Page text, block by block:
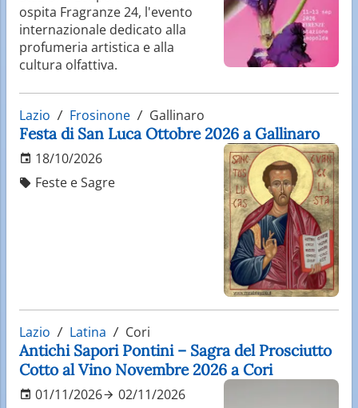
ospita Fragranze 24, l'evento
internazionale dedicato alla
profumeria artistica e alla
cultura olfattiva.
Lazio Frosinone Gallinaro
Festa di San Luca Ottobre 2026 a Gallinaro
18/10/2026
Feste e Sagre
Lazio Latina Cori
Antichi Sapori Pontini – Sagra del Prosciutto
Cotto al Vino Novembre 2026 a Cori
01/11/2026 02/11/2026